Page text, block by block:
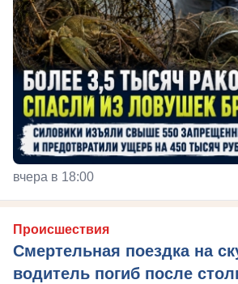
вчера в 18:00
Происшествия
Смертельная поездка на
водитель погиб после